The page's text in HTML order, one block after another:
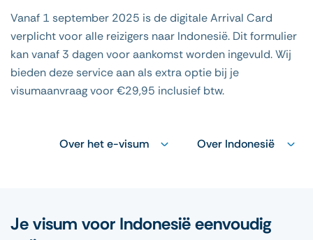
Vanaf 1 september 2025 is de digitale Arrival Card
verplicht voor alle reizigers naar Indonesië. Dit formulier
kan vanaf 3 dagen voor aankomst worden ingevuld. Wij
bieden deze service aan als extra optie bij je
visumaanvraag voor €29,95 inclusief btw.
Over het e-visum Over Indonesië
Je visum voor Indonesië eenvoudig